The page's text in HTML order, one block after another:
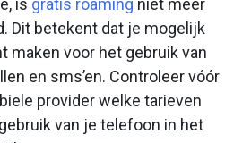
Dit betekent dat je mogelijk
maken voor het gebruik van
en sms’en. Controleer vóór
provider welke tarieven
van je telefoon in het